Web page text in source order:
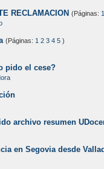
RECLAMACION (Páginas: 1
- Media 0 de 5
12345
(Páginas: 1 2 3 4 5 )
- Media 0 de 5
1234 5
pido el cese?
- Media 0 de 5
12345
- Media 0 de 5
archivo resumen
- Media 0 de 5
12 345
en Segovia desde
- Media 0 de 5
12345